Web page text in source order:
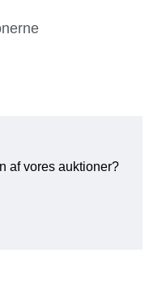
af vores auktioner?